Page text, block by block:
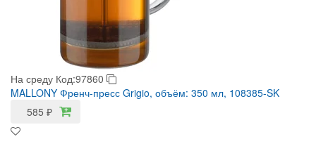
На среду Код:97860
MALLONY Френч-пресс Grigio, объём: 350 мл, 108385-SK
585 ₽